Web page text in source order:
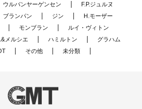
ウルバンヤーゲンセン
F.P.ジュルヌ
ブランパン ジン
H.モーザー
モンブラン
ルイ・ヴィトン
メルシエ ハミルトン
グラハム
その他 未分類